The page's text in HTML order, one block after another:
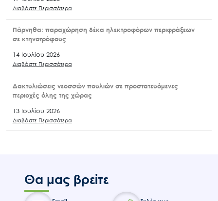
Διαβάστε Περισσότερα
Πάρνηθα: παραχώρηση δέκα ηλεκτροφόρων περιφράξεων
σε κτηνοτρόφους
14 Ιουλίου 2026
Διαβάστε Περισσότερα
Δακτυλιώσεις νεοσσών πουλιών σε προστατευόμενες
περιοχές όλης της χώρας
13 Ιουλίου 2026
Διαβάστε Περισσότερα
Θα μας βρείτε